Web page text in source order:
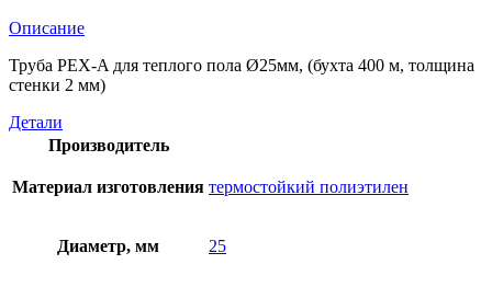
Описание
Труба PEX-A для теплого пола Ø25мм, (бухта 400 м, толщина
стенки 2 мм)
Детали
Производитель
Материал изготовления термостойкий полиэтилен
Диаметр, мм 25